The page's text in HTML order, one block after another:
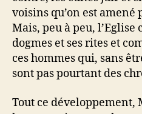
voisins qu’on est
Mais, peu à peu,
dogmes et ses rites et
ces hommes qui, sans
sont pas pourtant des
Tout ce développement,